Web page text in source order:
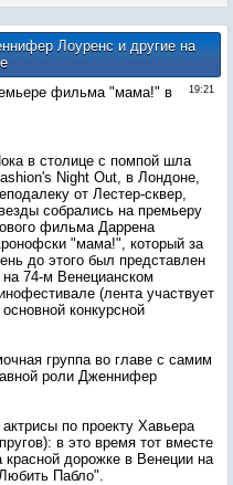
Лоуренс и другие на
19:21
фильма "мама!" в
в столице с помпой шла
Night Out, в Лондоне,
от Лестер-сквер,
собрались на премьеру
фильма Даррена
"мама!", который за
до этого был представлен
на 74-м Венецианском
(лента участвует
основной конкурсной
группа во главе с самим
роли Дженнифер
по проекту Хавьера
в это время тот вместе
дорожке в Венеции на
Пабло".